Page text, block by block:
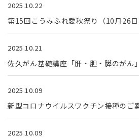
2025.10.22
第15回こうみふれ愛秋祭り（10月26
2025.10.21
佐久がん基礎講座「肝・胆・膵のがん」
2025.10.09
新型コロナウイルスワクチン接種のご
2025.10.09